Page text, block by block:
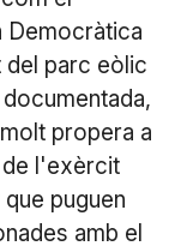
Democràtica
del parc eòlic
propera a
de l'exèrcit
puguen
amb el